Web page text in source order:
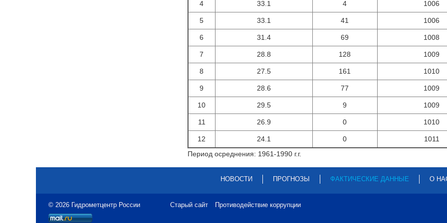
4 33.1 4 1006
5 33.1 41 1006
6 31.4 69 1008
7 28.8 128 1009
8 27.5 161 1010
9 28.6 77 1009
10 29.5 9 1009
11 26.9 0 1010
12 24.1 0
1011
Период осреднения: 1961-1990 г.г.
НОВОСТИ ПРОГНОЗЫ ФАКТИЧЕСКИЕ ДАННЫЕ О
© 2026 Гидрометцентр России Старый сайт Противодействие коррупции